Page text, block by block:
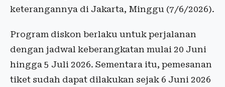
keterangannya di Jakarta, Minggu (7/6/2026).
Program diskon berlaku untuk perjalanan
dengan jadwal keberangkatan mulai 20 Juni
hingga 5 Juli 2026. Sementara itu, pemesanan
tiket sudah dapat dilakukan sejak 6 Juni 2026